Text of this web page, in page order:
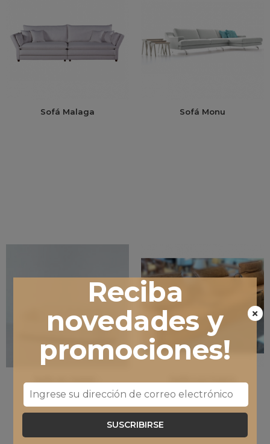
Reciba
novedades y
promociones!
SUSCRIBIRSE
Sofá Malaga Sofá Monu